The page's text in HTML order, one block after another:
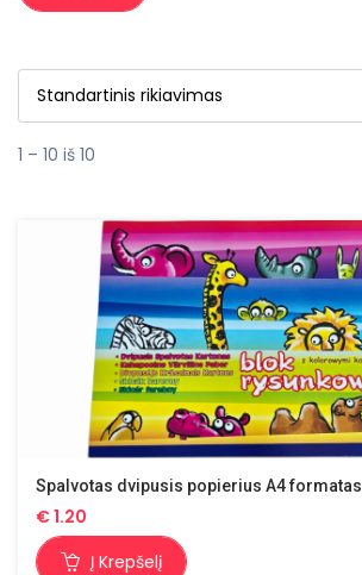
1 – 10 iš 10
Spalvotas dvipusis popierius A4 formatas
€1.20
Į Krepšelį